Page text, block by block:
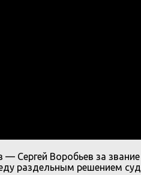
Сергей Воробьев за
раздельным решением